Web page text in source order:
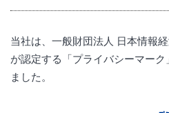
当社は、一般財団法人 日本情報
が認定する「プライバシーマー
ました。